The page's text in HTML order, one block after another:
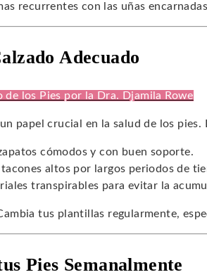
recurrentes con las uñas
Adecuado
de los Pies por la Dra. Djamila Rowe
papel crucial en la salud de los
cómodos y con buen soporte.
altos por largos periodos de
transpirables para evitar la
tus plantillas regularmente,
Pies Semanalmente